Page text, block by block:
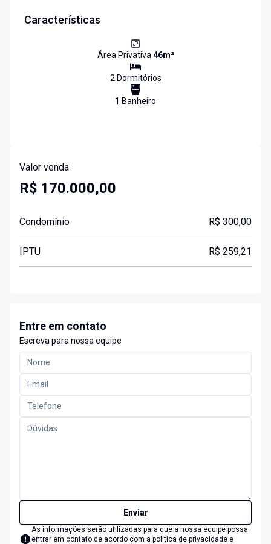
Características
Área Privativa46m²
2Dormitórios
1 Banheiro
Valor venda
R$ 170.000,00
Condomínio R$ 300,00
IPTU R$ 259,21
Entre em contato
Escreva para nossa equipe
Enviar
As informações serão utilizadas para que a nossa equipe possa
entrar em contato de acordo com a política de privacidade e